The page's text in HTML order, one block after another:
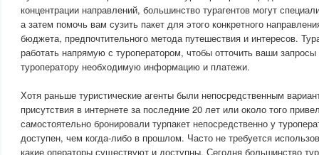
концентрации направлений, большинство турагентов могут
а затем помочь вам сузить пакет для этого конкретного
бюджета, предпочтительного метода путешествия и интересов.
работать напрямую с туроператором, чтобы отточить ваши запросы
туроператору необходимую информацию и платежи.
Хотя раньше туристические агенты были непосредственным
присутствия в интернете за последние 20 лет или около того
самостоятельно бронировали турпакет непосредственно у
доступен, чем когда-либо в прошлом. Часто не требуется
какие операторы существуют и доступны. Сегодня большинство